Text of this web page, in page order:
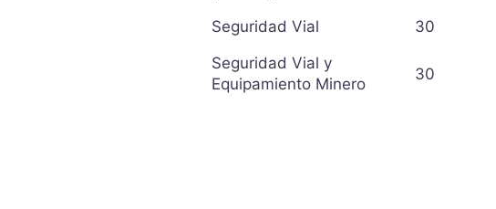
Seguridad Vial
30
Seguridad Vial y
Equipamiento Minero
30